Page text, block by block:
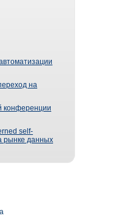
на
конференции
self-
рынке данных